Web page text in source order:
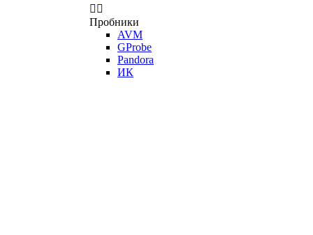
 
Пробники
AVM
GProbe
Pandora
ИК